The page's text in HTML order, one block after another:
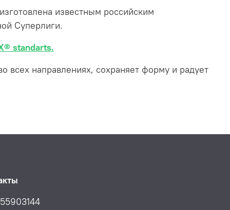
известным российским
Суперлиги.
standarts.
всех направлениях, сохраняет форму и радует